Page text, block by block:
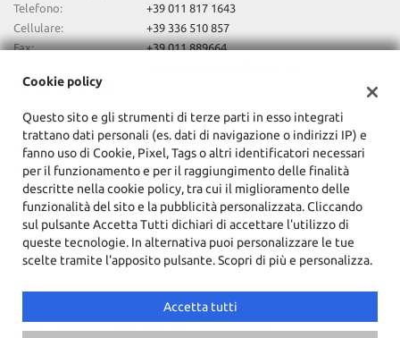
Telefono:
+39 011 817 1643
Cellulare:
+39 336 510 857
Fax:
+39 011 889664
Indicazioni stradali
Dati fiscali:
F.Lli Lovero Automobili Sas Di Davide Lovero & C
Corso Tortona, 9/D, Torino (TO)
C.F/P.IVA:10857720014
Registro delle imprese:TO
Copyright © 2026 GestionaleAuto.com S.r.l., Tutti i diritti riservati -
Leggi l'informativa sulla privacy-Cookie Policy
Cookie policy
Questo sito e gli strumenti di terze parti in esso integrati
trattano dati personali (es. dati di navigazione o indirizzi IP) e
fanno uso di Cookie, Pixel, Tags o altri identificatori necessari
per il funzionamento e per il raggiungimento delle finalità
descritte nella cookie policy, tra cui il miglioramento delle
funzionalità del sito e la pubblicità personalizzata. Cliccando
sul pulsante Accetta Tutti dichiari di accettare l'utilizzo di
queste tecnologie. In alternativa puoi personalizzare le tue
scelte tramite l'apposito pulsante. Scopri di più e personalizza.
Accetta tutti